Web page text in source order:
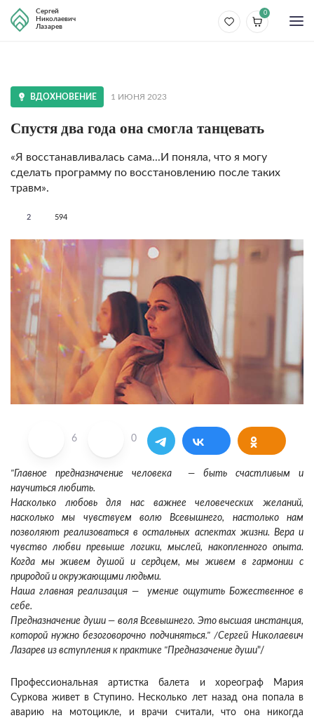
Сергей
Николаевич
Лазарев
0
ВДОХНОВЕНИЕ 1 ИЮНЯ 2023
Спустя два года она смогла танцевать
«Я восстанавливалась сама...И поняла, что я могу
сделать программу по восстановлению после таких
травм».
2 594
6 0
"Главное предназначение человека — быть счастливым и
научиться любить.
Насколько любовь для нас важнее человеческих желаний,
насколько мы чувствуем волю Всевышнего, настолько нам
позволяют реализоваться в остальных аспектах жизни. Вера и
чувство любви превыше логики, мыслей, накопленного опыта.
Когда мы живем душой и сердцем, мы живем в гармонии с
природой и окружающими людьми.
Наша главная реализация — умение ощутить Божественное в
себе.
Предназначение души — воля Всевышнего. Это высшая инстанция,
которой нужно безоговорочно подчиняться." /Сергей Николаевич
Лазарев из вступления к практике "Предназачение души"/
Профессиональная артистка балета и хореограф Мария
Суркова живет в Ступино. Несколько лет назад она попала в
аварию на мотоцикле, и врачи считали, что она никогда